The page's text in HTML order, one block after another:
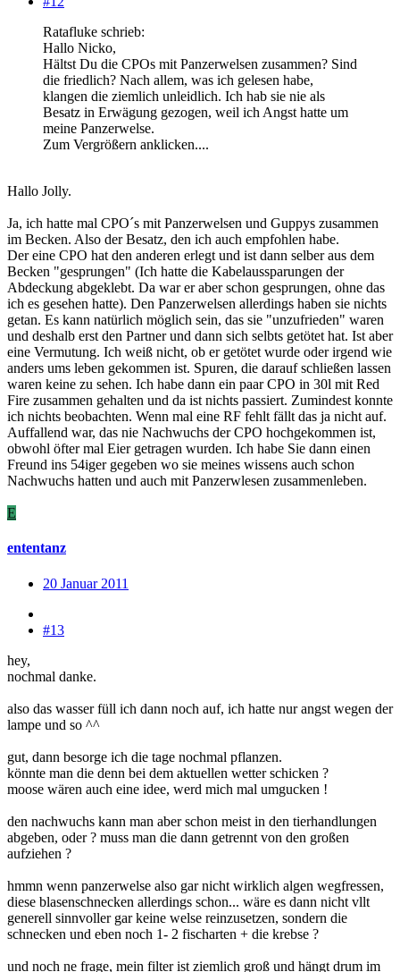
Ratafluke schrieb:
Hallo Nicko,
Hältst Du die CPOs mit Panzerwelsen zusammen? Sind
die friedlich? Nach allem, was ich gelesen habe,
klangen die ziemlich unleidlich. Ich hab sie nie als
Besatz in Erwägung gezogen, weil ich Angst hatte um
meine Panzerwelse.
Zum Vergrößern anklicken....
Hallo Jolly.
Ja, ich hatte mal CPO´s mit Panzerwelsen und Guppys zusammen
im Becken. Also der Besatz, den ich auch empfohlen habe.
Der eine CPO hat den anderen erlegt und ist dann selber aus dem
Becken "gesprungen" (Ich hatte die Kabelaussparungen der
Abdeckung abgeklebt. Da war er aber schon gesprungen, ohne das
ich es gesehen hatte). Den Panzerwelsen allerdings haben sie nichts
getan. Es kann natürlich möglich sein, das sie "unzufrieden" waren
und deshalb erst den Partner und dann sich selbts getötet hat. Ist aber
eine Vermutung. Ich weiß nicht, ob er getötet wurde oder irgend wie
anders ums leben gekommen ist. Spuren, die darauf schließen lassen
waren keine zu sehen. Ich habe dann ein paar CPO in 30l mit Red
Fire zusammen gehalten und da ist nichts passiert. Zumindest konnte
ich nichts beobachten. Wenn mal eine RF fehlt fällt das ja nicht auf.
Auffallend war, das nie Nachwuchs der CPO hochgekommen ist,
obwohl öfter mal Eier getragen wurden. Ich habe Sie dann einen
Freund ins 54iger gegeben wo sie meines wissens auch schon
Nachwuchs hatten und auch mit Panzerwlesen zusammenleben.
E
ententanz
20 Januar 2011
#13
hey,
nochmal danke.
also das wasser füll ich dann noch auf, ich hatte nur angst wegen der
lampe und so ^^
gut, dann besorge ich die tage nochmal pflanzen.
könnte man die denn bei dem aktuellen wetter schicken ?
moose wären auch eine idee, werd mich mal umgucken !
den nachwuchs kann man aber schon meist in den tierhandlungen
abgeben, oder ? muss man die dann getrennt von den großen
aufziehen ?
hmmn wenn panzerwelse also gar nicht wirklich algen wegfressen,
diese blasenschnecken allerdings schon... wäre es dann nicht vllt
generell sinnvoller gar keine welse reinzusetzen, sondern die
schnecken und eben noch 1- 2 fischarten + die krebse ?
und noch ne frage, mein filter ist ziemlich groß und hängt drum im